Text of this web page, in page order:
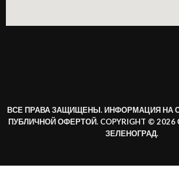
ВСЕ ПРАВА ЗАЩИЩЕНЫ. ИНФОРМАЦИЯ НА
ПУБЛИЧНОЙ ОФЕРТОЙ. COPYRIGHT ©
ЗЕЛЕНОГРАД.